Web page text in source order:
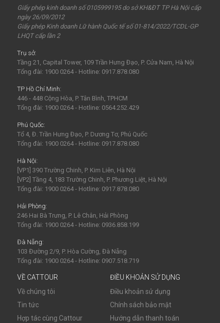
Giấy phép kinh doanh số 0105999195 do sở KH&ĐT TP Hà Nội cấp
ngày 26/09/2012
Giấy phép Kinh doanh Lữ hành Quốc tế số 01-814/2022/TCDL-GP
LHQT cấp lần 2
Trụ sở:
Tầng 21, Capital Tower, 109 Trần Hưng Đạo, P. Cửa Nam, Hà Nội
Tổng đài: 1900 0264 - Hotline: 0917.878.080
TP Hồ Chí Minh:
446 - 448 Cộng Hòa, P. Tân Bình, TPHCM
Tổng đài: 1900 0264 - Hotline: 0564.252.429
Phú Quốc:
Tổ 4, Đ. Trần Hưng Đạo, P. Dương Tơ, Phú Quốc
Tổng đài: 1900 0264 - Hotline: 0917.878.080
Hà Nội:
[VP1] 390 Trường Chinh, P. Kim Liên, Hà Nội
[VP2] Tầng 4, 183 Trường Chinh, P. Phương Liệt, Hà Nội
Tổng đài: 1900 0264 - Hotline: 0917.878.080
Hải Phòng:
246 Hai Bà Trưng, P. Lê Chân, Hải Phòng
Tổng đài: 1900 0264 - Hotline: 0936.858.199
Đà Nẵng:
103 Đường 2/9, P. Hòa Cường, Đà Nẵng
Tổng đài: 1900 0264 - Hotline: 0907.518.719
VỀ CATTOUR
Về chúng tôi
Tin tức
Hợp tác cùng Cattour
ĐIỀU KHOẢN SỬ DỤNG
Điều khoản sử dụng
Chính sách bảo mật
Hướng dẫn thanh toán